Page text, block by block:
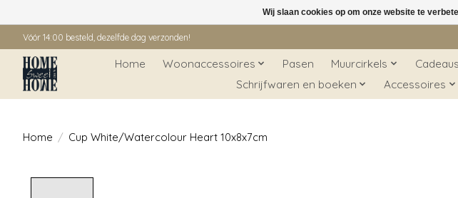
Vóór 14:00 besteld, dezelfde dag verzonden!
Home Woonaccessoires Pasen Muurcirkels Cadeaus
Schrijfwaren en boeken
Accessoires
Home / Cup White/Watercolour Heart 10x8x7cm
Wij slaan cookies op om onze website te